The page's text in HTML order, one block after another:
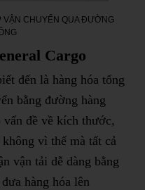
VẬN CHUYỂN QUA ĐƯỜNG
Cargo
đến là hàng hóa tổng
bằng đường hàng
đề về kích thước,
vì thế mà tất cả
vận tải dễ dàng bằng
hàng hóa lên